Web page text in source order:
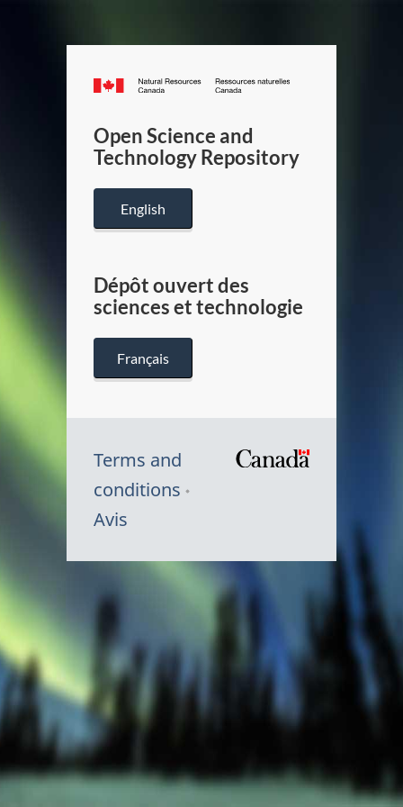
Canada.ca
/
Canada
Open Science and
Technology Repository
English
Dépôt ouvert des
sciences et technologie
Français
Terms and
conditions
Avis
Canada